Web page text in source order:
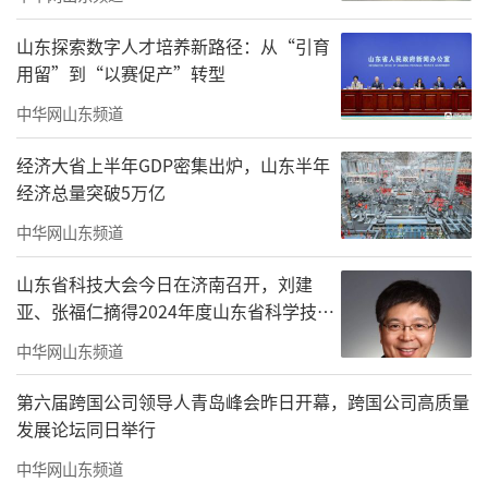
“全国三八红旗手”胡婷婷被授予证书。
山东探索数字人才培养新路径：从“引育
用留”到“以赛促产”转型
中华网山东频道
经济大省上半年GDP密集出炉，山东半年
经济总量突破5万亿
中华网山东频道
山东省科技大会今日在济南召开，刘建
亚、张福仁摘得2024年度山东省科学技术
奖最高奖！
中华网山东频道
第六届跨国公司领导人青岛峰会昨日开幕，跨国公司高质量
发展论坛同日举行
中华网山东频道